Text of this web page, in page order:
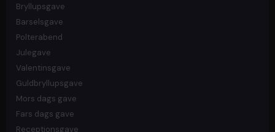
Bryllupsgave
Barselsgave
Polterabend
Julegave
Valentinsgave
Guldbryllupsgave
Mors dags gave
Fars dags gave
Receptionsgave